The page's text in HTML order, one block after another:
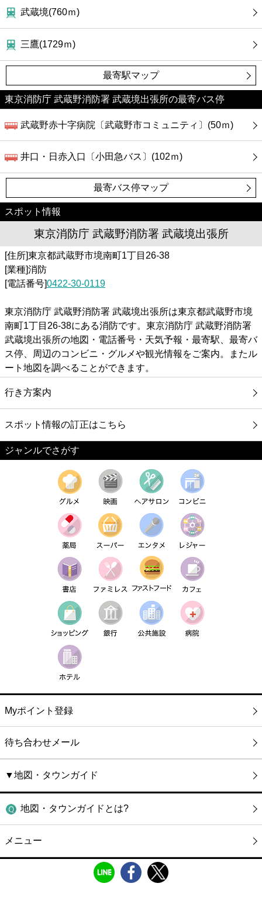
武蔵境(760ｍ)
三鷹(1729ｍ)
最寄駅マップ
東京消防庁 武蔵野消防署 武蔵境出張所の最寄バス停
武蔵野赤十字病院〔武蔵野市コミュニティ〕(50ｍ)
井口・日赤入口〔小田急バス〕(102ｍ)
最寄バス停マップ
スポット情報
東京消防庁 武蔵野消防署 武蔵境出張所
[住所]東京都武蔵野市境南町1丁目26-38
[業種]消防
[電話番号]0422-30-0119
東京消防庁 武蔵野消防署 武蔵境出張所は東京都武蔵野市境
南町1丁目26-38にある消防です。東京消防庁 武蔵野消防署
武蔵境出張所の地図・電話番号・天気予報・最寄駅、最寄バ
ス停、周辺のコンビニ・グルメや観光情報をご案内。またル
ート地図を調べることができます。
行き方案内
スポット情報の訂正はこちら
ジャンルでさがす
Myポイント登録
待ち合わせメール
▼地図・タウンガイド
地図・タウンガイドとは?
メニュー